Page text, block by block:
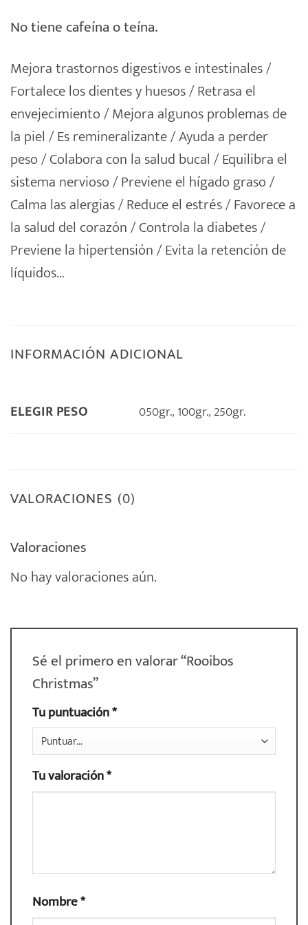
No tiene cafeína o teína.
Mejora trastornos digestivos e intestinales /
Fortalece los dientes y huesos / Retrasa el
envejecimiento / Mejora algunos problemas de
la piel / Es remineralizante / Ayuda a perder
peso / Colabora con la salud bucal / Equilibra el
sistema nervioso / Previene el hígado graso /
Calma las alergias / Reduce el estrés / Favorece a
la salud del corazón / Controla la diabetes /
Previene la hipertensión / Evita la retención de
líquidos…
INFORMACIÓN ADICIONAL
ELEGIR PESO 050gr.,100gr.,250gr.
VALORACIONES (0)
Valoraciones
No hay valoraciones aún.
Sé el primero en valorar “Rooibos
Christmas”
Tu puntuación*
Tu valoración*
Nombre*